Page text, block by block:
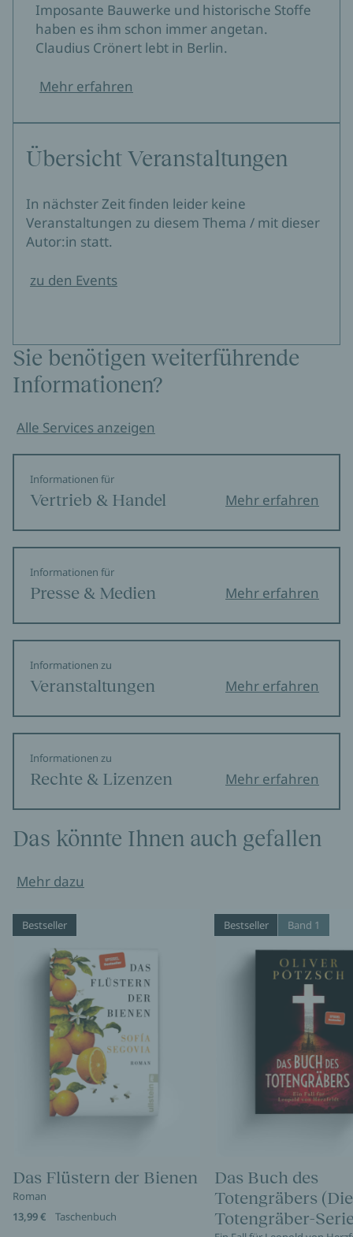
Imposante Bauwerke und historische Stoffe
haben es ihm schon immer angetan.
Claudius Crönert lebt in Berlin.
Mehr erfahren
Übersicht Veranstaltungen
In nächster Zeit finden leider keine
Veranstaltungen zu diesem Thema / mit dieser
Autor:in statt.
zu den Events
Sie benötigen weiterführende
Informationen?
Alle Services anzeigen
Informationen für
Vertrieb & Handel Mehr erfahren
Informationen für
Presse & Medien Mehr erfahren
Informationen zu
Veranstaltungen Mehr erfahren
Informationen zu
Rechte & Lizenzen Mehr erfahren
Das könnte Ihnen auch gefallen
Mehr dazu
Bestseller
Das Flüstern der Bienen
Roman
13,99 €
Taschenbuch
Bestseller Band 1
Das Buch des
Totengräbers (Die
Totengräber-